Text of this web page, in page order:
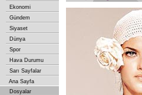
Ekonomi
Gündem
Siyaset
Dünya
Spor
Hava Durumu
Sarı Sayfalar
Ana Sayfa
Dosyalar